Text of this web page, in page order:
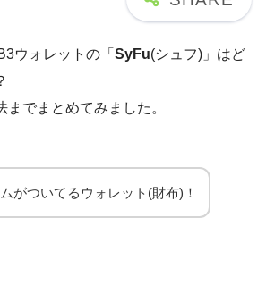
ウォレットの「 SyFu(シュフ)」はど
でまとめてみました。
がついてるウォレット(財布)！